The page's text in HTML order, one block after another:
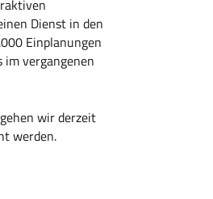
Dienst in den
Einplanungen
vergangenen
wir derzeit
werden.